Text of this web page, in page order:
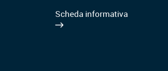
Scheda informativa